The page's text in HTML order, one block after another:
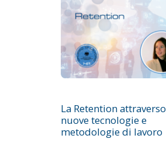
La Retention attraverso
nuove tecnologie e
metodologie di lavoro